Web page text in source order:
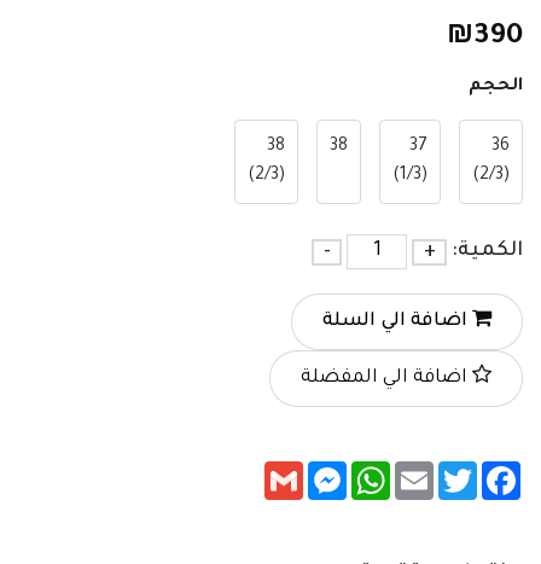
₪390
الحجم
36
(2/3)
37
(1/3)
38
38
(2/3)
الكمية: +
-
اضافة الي السلة
اضافة الي المفضلة
Facebook
Twitter
Email
WhatsApp
Messenger
Gmail